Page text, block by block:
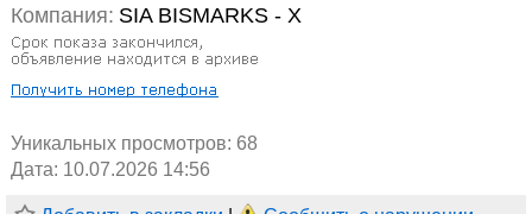
Компания: SIA BISMARKS - X
Уникальных просмотров: 68
Дата: 10.07.2026 14:56